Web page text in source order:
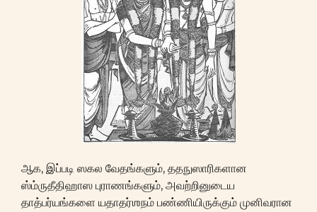
ஆக, இப்படி ஸகல வேதங்களும், ததநுஸாரிகளான
ஸ்ம்ருதீதிஹாஸ புராணங்களும், அவற்றினுடைய
தாத்பர்யங்களை யதாதர்ஶநம் பண்ணியிருக்கும் முனிவரான